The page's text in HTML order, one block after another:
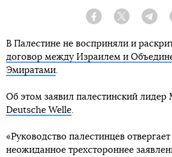
Facebook Twitter
В Палестине не восприняли и
договор между Израилем и
Эмиратами.
Об этом заявил палестинский
Deutsche Welle.
«Руководство палестинцев
неожиданное трехстороннее